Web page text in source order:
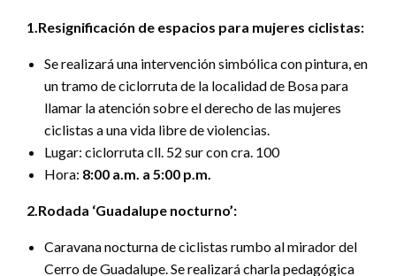
1.Resignificación de espacios para mujeres ciclistas:
Se realizará una intervención simbólica con pintura, en
un tramo de ciclorruta de la localidad de Bosa para
llamar la atención sobre el derecho de las mujeres
ciclistas a una vida libre de violencias.
Lugar: ciclorruta cll. 52 sur con cra. 100
Hora: 8:00 a.m. a 5:00 p.m.
2.Rodada ‘Guadalupe nocturno’:
Caravana nocturna de ciclistas rumbo al mirador del
Cerro de Guadalupe. Se realizará charla pedagógica